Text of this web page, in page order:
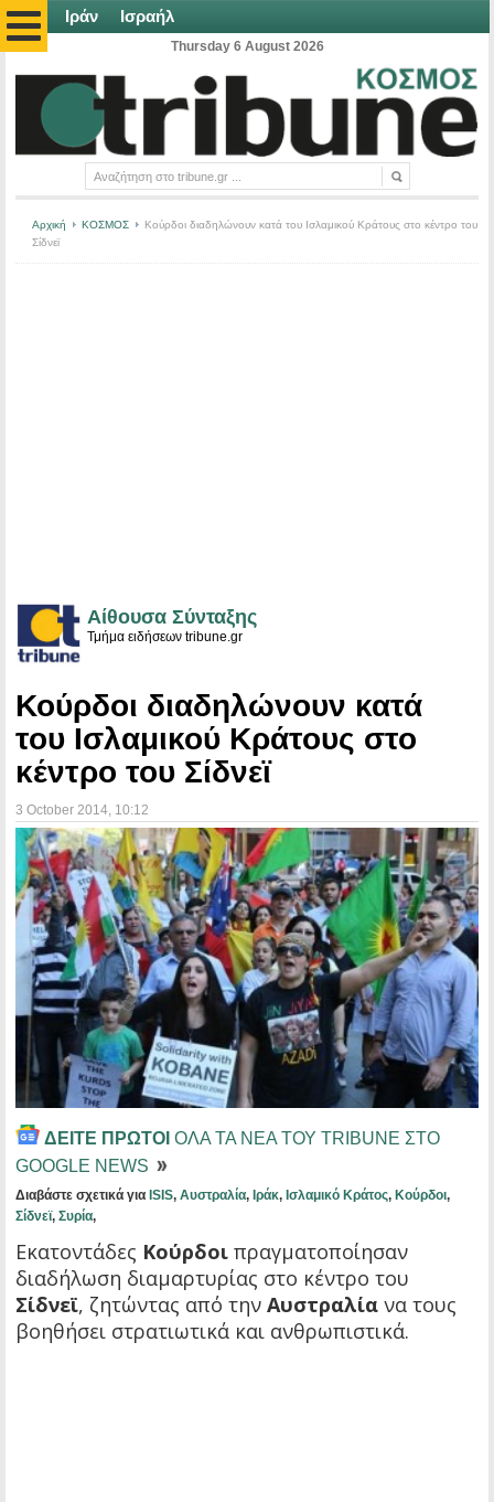
Ιράν Ισραήλ
Thursday 6 August 2026
Αρχική ΚΟΣΜΟΣ
Κούρδοι διαδηλώνουν κατά του Ισλαμικού Κράτους στο κέντρο του
Σίδνεϊ
Αίθουσα Σύνταξης
Τμήμα ειδήσεων tribune.gr
Κούρδοι διαδηλώνουν κατά
του Ισλαμικού Κράτους στο
κέντρο του Σίδνεϊ
3 October 2014 , 10:12
ΔΕΙΤΕ ΠΡΩΤΟΙ ΟΛΑ ΤΑ ΝΕΑ ΤΟΥ TRIBUNE ΣΤΟ
GOOGLE NEWS
Διαβάστε σχετικά για ISIS, Αυστραλία, Ιράκ, Ισλαμικό Κράτος, Κούρδοι,
Σίδνεϊ, Συρία,
Εκατοντάδες Κούρδοι πραγματοποίησαν
διαδήλωση διαμαρτυρίας στο κέντρο του
Σίδνεϊ, ζητώντας από την Αυστραλία να τους
βοηθήσει στρατιωτικά και ανθρωπιστικά.